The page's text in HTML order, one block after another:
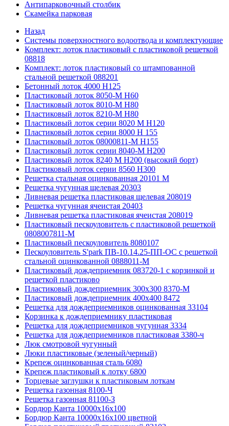
Антипарковочный столбик
Скамейка парковая
Назад
Системы поверхностного водоотвода и комплектующие
Комплект: лоток пластиковый с пластиковой решеткой
08818
Комплект: лоток пластиковый со штампованной
стальной решеткой 088201
Бетонный лоток 4000 Н125
Пластиковый лоток 8050-М H60
Пластиковый лоток 8010-М H80
Пластиковый лоток 8210-М H80
Пластиковый лоток серии 8020 М H120
Пластиковый лоток серии 8000 Н 155
Пластиковый лоток 08000811-М H155
Пластиковый лоток серии 8040-М H200
Пластиковый лоток 8240 M H200 (высокий борт)
Пластиковый лоток серии 8560 Н300
Решетка стальная оцинкованная 20101 М
Решетка чугунная щелевая 20303
Ливневая решетка пластиковая щелевая 208019
Решетка чугунная ячеистая 20403
Ливневая решетка пластиковая ячеистая 208019
Пластиковый пескоуловитель с пластиковой решеткой
0808007811-М
Пластиковый пескоуловитель 8080107
Пескоуловитель S'park ПВ-10.14.25-ПП-ОС с решеткой
стальной оцинкованной 0888011-М
Пластиковый дождеприемник 083720-1 c корзинкой и
решеткой пластиково
Пластиковый дождеприемник 300x300 8370-М
Пластиковый дождеприемник 400x400 8472
Решетка для дождеприемников оцинкованная 33104
Корзинка к дождеприемнику пластиковая
Решетка для дождеприемников чугунная 3334
Решетка для дождеприемников пластиковая 3380-ч
Люк смотровой чугунный
Люки пластиковые (зеленый/черный)
Крепеж оцинкованная сталь 6080
Крепеж пластиковый к лотку 6800
Торцевые заглушки к пластиковым лоткам
Решетка газонная 8100-Ч
Решетка газонная 81100-З
Бордюр Канта 10000x16x100
Бордюр Канта 10000x16x100 цветной